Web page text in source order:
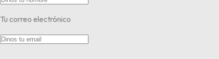
Tu correo electrónico